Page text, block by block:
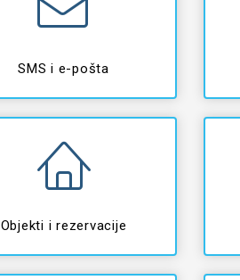
SMS i e-pošta
Objekti i rezervacije